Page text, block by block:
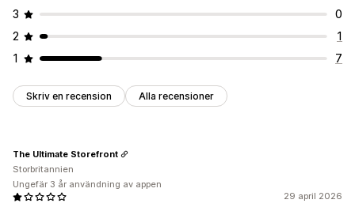
3
0
2
1
1
7
Skriv en recension Alla recensioner
29 april 2026
The Ultimate Storefront
Storbritannien
Ungefär 3 år användning av appen